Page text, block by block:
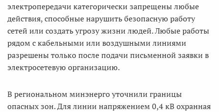
электропередачи категорически запрещены любые
действия, способные нарушить безопасную работу
сетей или создать угрозу жизни людей. Любые работы
рядом с кабельными или воздушными линиями
разрешены только после подачи письменной заявки в
электросетевую организацию.
В региональном минэнерго уточнили границы
опасных зон. Для линии напряжением 0,4 кВ охранная